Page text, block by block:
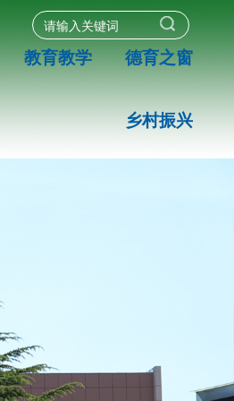
教育教学 德育之窗
乡村振兴